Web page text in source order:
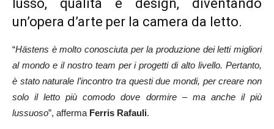
lusso, qualità e design, diventando
un’opera d’arte per la camera da letto.
“Hästens è molto conosciuta per la produzione dei letti migliori
al mondo e il nostro team per i progetti di alto livello. Pertanto,
è stato naturale l’incontro tra questi due mondi, per creare non
solo il letto più comodo dove dormire – ma anche il più
lussuoso”, afferma Ferris Rafauli.